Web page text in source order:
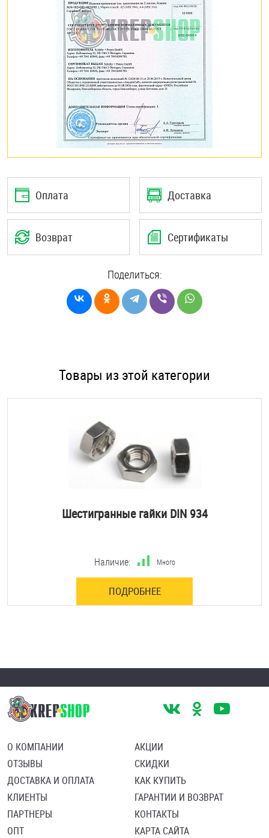
Оплата Доставка
Возврат Сертификаты
Поделиться:
Товары из этой категории
Шестигранные гайки DIN 934
Наличие: Много
ПОДРОБНЕЕ
О КОМПАНИИ
ОТЗЫВЫ
ДОСТАВКА И ОПЛАТА
КЛИЕНТЫ
ПАРТНЕРЫ
ОПТ
АКЦИИ
СКИДКИ
КАК КУПИТЬ
ГАРАНТИИ И ВОЗВРАТ
КОНТАКТЫ
КАРТА САЙТА